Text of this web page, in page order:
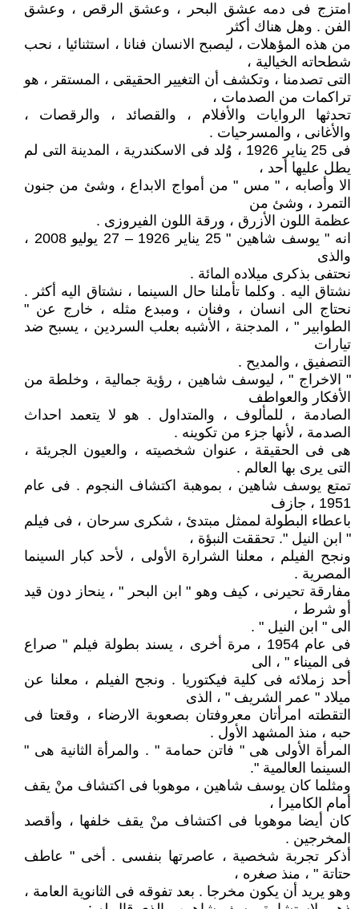
امتزج فى دمه عشق البحر ، وعشق الرقص ، وعشق
الفن . وهل هناك أكثر
من هذه المؤهلات ، ليصبح الانسان فنانا ، استثنائيا ، نحب
شطحاته الخيالية ،
التى تصدمنا ، وتكشف أن التغيير الحقيقى ، المستقر ، هو
تراكمات من الصدمات ،
تحدثها الروايات والأفلام ، والقصائد ، والرقصات ،
والأغانى ، والمسرحيات .
فى 25 يناير 1926 ، وُلد فى الاسكندرية ، المدينة التى لم
يطل عليها أحد ،
الا وأصابه ، " مس " من أمواج الابداع ، وشئ من جنون
التمرد ، وشئ من
عظمة اللون الأزرق ، ورقة اللون الفيروزى .
انه " يوسف شاهين " 25 يناير 1926 – 27 يوليو 2008 ،
والذى
نحتفى بذكرى ميلاده المائة .
نشتاق اليه . وكلما تأملنا حال السينما ، نشتاق اليه أكثر .
نحتاج الى انسان ، وفنان ، ومبدع مثله ، خارج عن "
الطوابير " ، المدجنة ، الأشبه بعلب السردين ، يسبح ضد
تيارات
التصفيق ، والمديح .
" الاخراج " ، ليوسف شاهين ، رؤية جمالية ، وخلطة من
الأفكار والعواطف
الصادمة ، للمألوف ، والمتداول . هو لا يتعمد احداث
الصدمة ، لأنها جزء من تكوينه .
هى فى الحقيقة ، عنوان شخصيته ، والعيون الجريئة ،
التى يرى بها العالم .
تمتع يوسف شاهين ، بموهبة اكتشاف النجوم . فى عام
1951 ، جازف
باعطاء البطولة لممثل مبتدئ ، شكرى سرحان ، فى فيلم
" ابن النيل ". تحققت النبؤة ،
ونجح الفيلم ، معلنا الشرارة الأولى ، لأحد كبار السينما
المصرية .
مفارقة تحيرنى ، كيف وهو " ابن البحر " ، ينحاز دون قيد
أو شرط ،
الى " ابن النيل " .
فى عام 1954 ، مرة أخرى ، يسند بطولة فيلم " صراع
فى الميناء " ، الى
أحد زملائه فى كلية فيكتوريا . ونجح الفيلم ، معلنا عن
ميلاد " عمر الشريف " ، الذى
التقطته امرأتان معروفتان بصعوبة الارضاء ، وقعتا فى
حبه ، منذ المشهد الأول .
المرأة الأولى هى " فاتن حمامة " . والمرأة الثانية هى "
السينما العالمية ".
ومثلما كان يوسف شاهين ، موهوبا فى اكتشاف منْ يقف
أمام الكاميرا ،
كان أيضا موهوبا فى اكتشاف منْ يقف خلفها ، وأقصد
المخرجين .
أذكر تجربة شخصية ، عاصرتها بنفسى . أخى " عاطف
حتاتة " ، منذ صغره ،
وهو يريد أن يكون مخرجا . بعد تفوقه فى الثانوية العامة ،